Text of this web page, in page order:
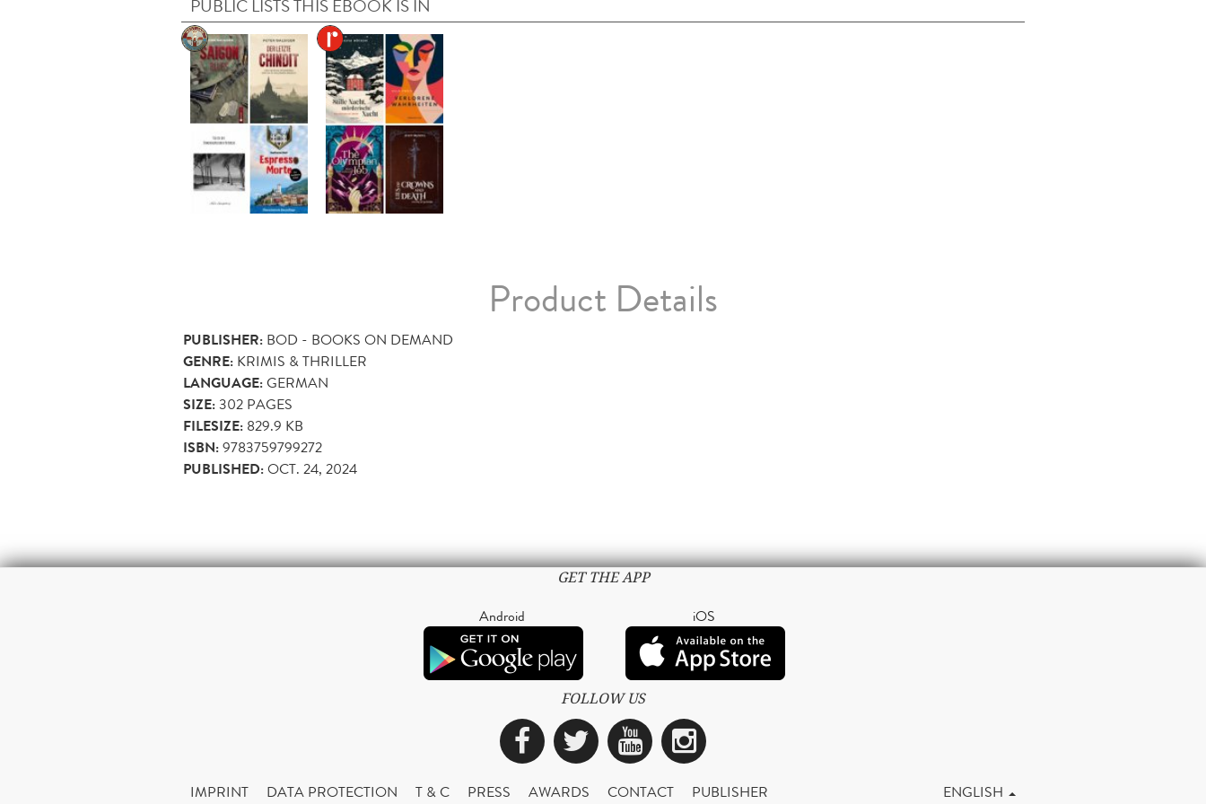
PUBLIC LISTS THIS EBOOK IS IN
Product Details
PUBLISHER: BOD - BOOKS ON DEMAND
GENRE: KRIMIS & THRILLER
LANGUAGE:GERMAN
SIZE:302 PAGES
FILESIZE: 829.9 KB
ISBN:9783759799272
PUBLISHED:OCT. 24, 2024
GET THE APP
Android iOS
FOLLOW US
Facebook
TwitterYouTubeInstagram
IMPRINT DATA PROTECTION T & C PRESS AWARDS CONTACT PUBLISHER ENGLISH